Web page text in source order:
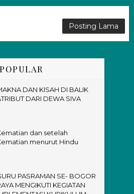
Posting Lama
POPULAR
DAN KISAH DI BALIK
DARI DEWA SIVA
dan setelah
menurut Hindu
PASRAMAN SE- BOGOR
MENGIKUTI KEGIATAN